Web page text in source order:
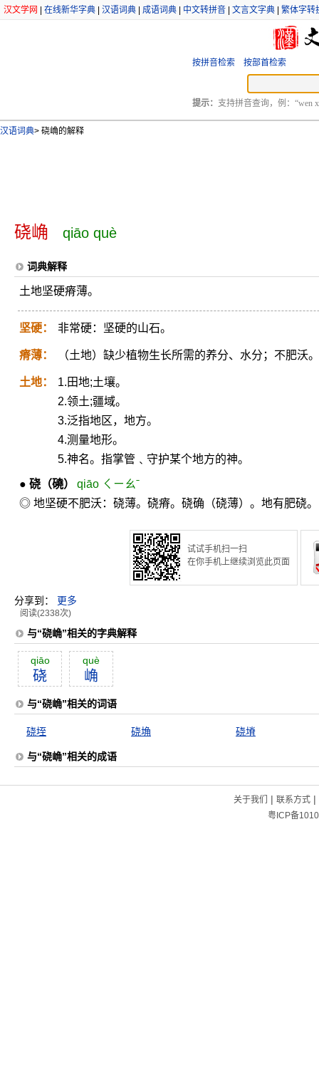
汉文学网 在线新华字典 汉语词典 成语词典 中文转拼音 文言文字典 繁体字转
按拼音检索 按部首检索
提示： 支持拼音查询，例：“wen
汉语词典> 硗崅的解释
硗崅 qiāo què
词典解释
土地坚硬瘠薄。
坚硬： 非常硬：坚硬的山石。
瘠薄： （土地）缺少植物生长所需的养分、水分；不肥沃。
土地：
1.田地;土壤。
2.领土;疆域。
3.泛指地区，地方。
4.测量地形。
5.神名。指掌管﹑守护某个地方的神。
● 硗 （磽）
qiāo ㄑㄧㄠˉ
◎ 地坚硬不肥沃：硗薄。硗瘠。硗确（硗薄）。地有肥硗。
试试手机扫一扫
在你手机上继续浏览此页面
分享到： 更多
阅读(2338次)
与“硗崅”相关的字典解释
qiāo
硗
què
崅
与“硗崅”相关的词语
硗垤 硗埆 硗塉
与“硗崅”相关的成语
关于我们 | 联系方式|
粤ICP备